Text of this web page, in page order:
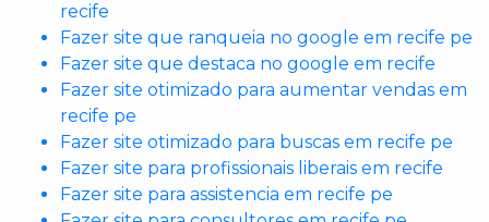
recife
Fazer site que ranqueia no google em recife pe
Fazer site que destaca no google em recife
Fazer site otimizado para aumentar vendas em
recife pe
Fazer site otimizado para buscas em recife pe
Fazer site para profissionais liberais em recife
Fazer site para assistencia em recife pe